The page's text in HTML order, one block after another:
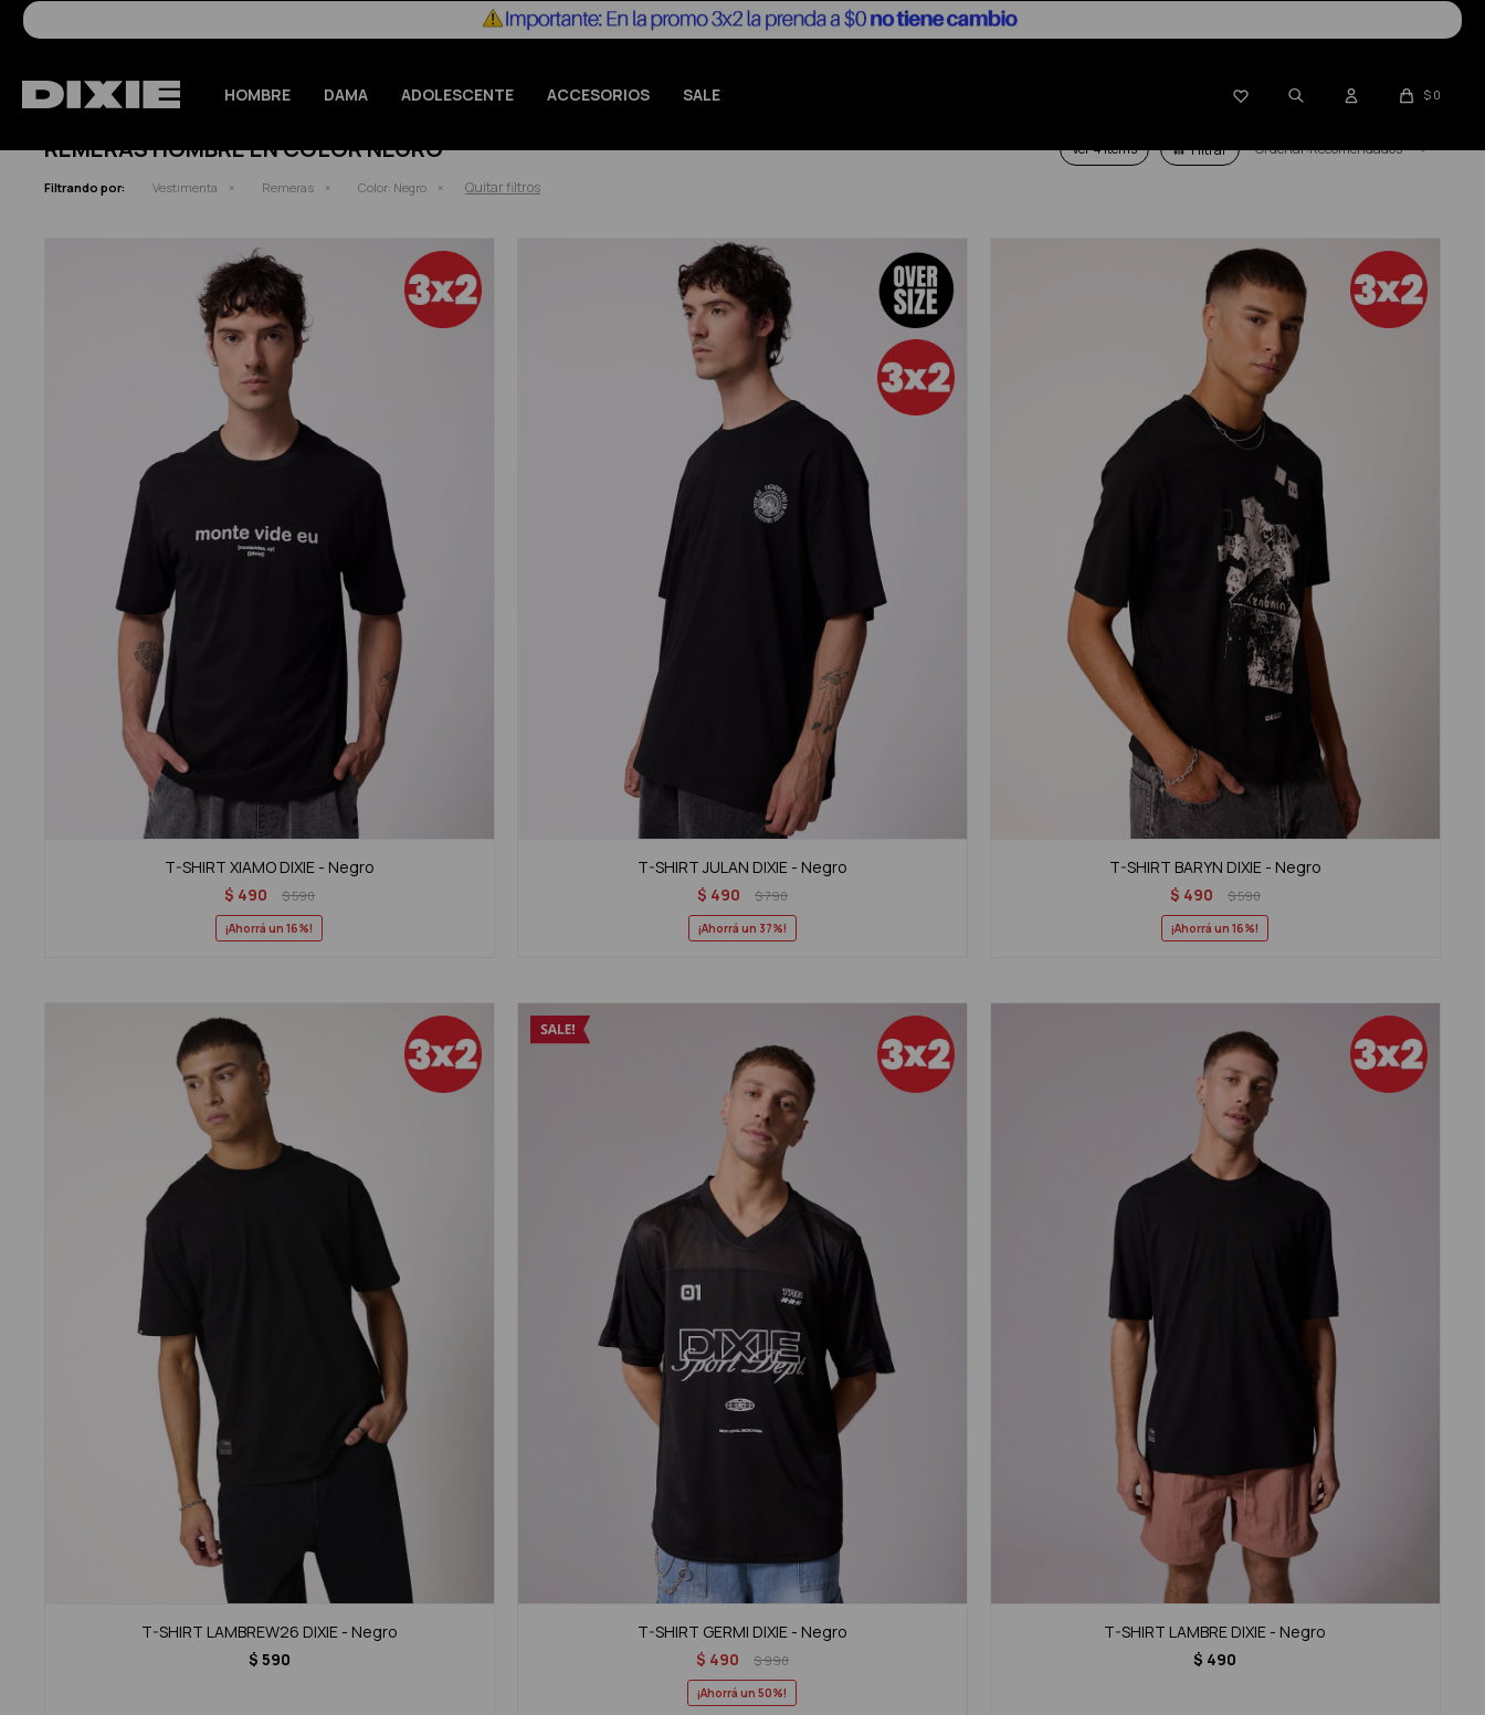
HOMBRE DAMA ADOLESCENTE ACCESORIOS SALE  $ 0
REMERAS HOMBRE EN COLOR NEGRO Ver Recomendados
Filtrando por: Vestimenta Remeras Color: Negro Quitar filtros
T-SHIRT XIAMO DIXIE - Negro
$ 490 $590
16
T-SHIRT JULAN DIXIE - Negro
$ 490 $790
37
T-SHIRT BARYN DIXIE - Negro
$ 490 $590
16
T-SHIRT LAMBREW26 DIXIE - Negro
$ 590
T-SHIRT GERMI DIXIE - Negro
$ 490 $990
50
T-SHIRT LAMBRE DIXIE - Negro
$ 490